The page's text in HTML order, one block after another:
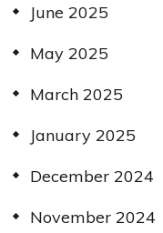
June 2025
May 2025
March 2025
January 2025
December 2024
November 2024